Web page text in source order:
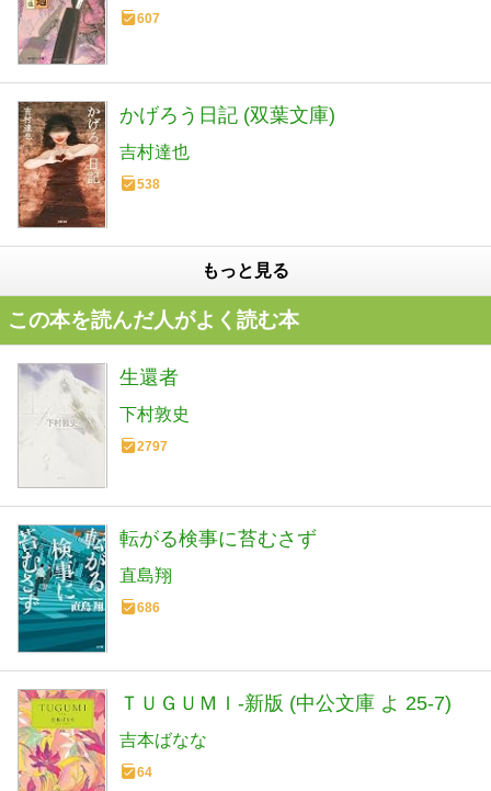
607
かげろう日記 (双葉文庫)
吉村達也
538
もっと見る
この本を読んだ人がよく読む本
生還者
下村敦史
2797
転がる検事に苔むさず
直島翔
686
ＴＵＧＵＭＩ-新版 (中公文庫 よ 25-7)
吉本ばなな
64